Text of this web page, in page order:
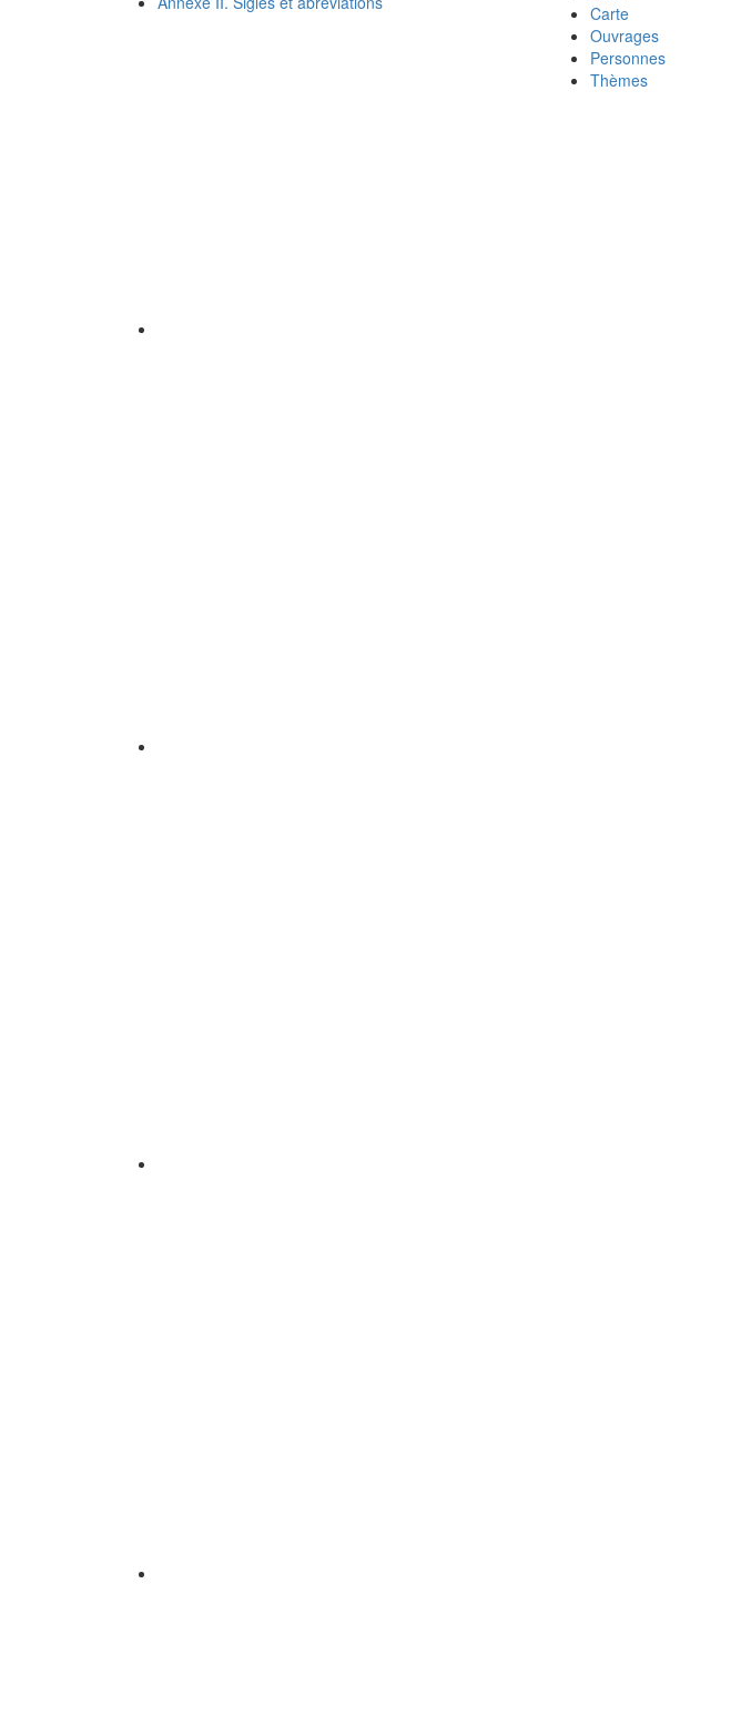
Carte
Ouvrages
Personnes
Thèmes